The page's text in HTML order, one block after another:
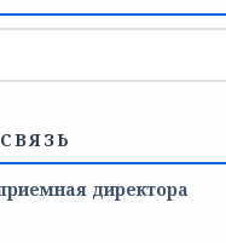
директора